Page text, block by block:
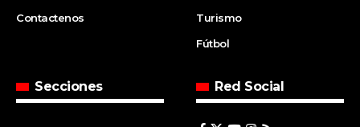
Contactenos
Turismo
Fútbol
Secciones Red Social